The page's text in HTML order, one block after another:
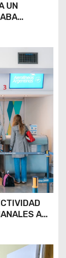
UN
A